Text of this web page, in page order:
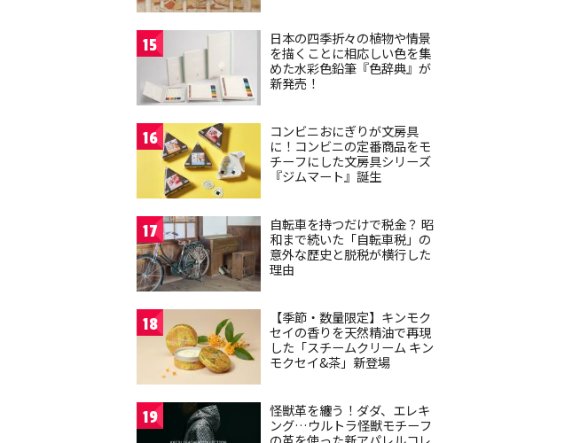
15
日本の四季折々の植物や情景
を描くことに相応しい色を集
めた水彩色鉛筆『色辞典』が
新発売！
16
コンビニおにぎりが文房具
に！コンビニの定番商品をモ
チーフにした文房具シリーズ
『ジムマート』誕生
17
自転車を持つだけで税金？ 昭
和まで続いた「自転車税」の
意外な歴史と脱税が横行した
理由
18
【季節・数量限定】キンモク
セイの香りを天然精油で再現
した「スチームクリーム キン
モクセイ&茶」新登場
19
怪獣革を纏う！ダダ、エレキ
ング…ウルトラ怪獣モチーフ